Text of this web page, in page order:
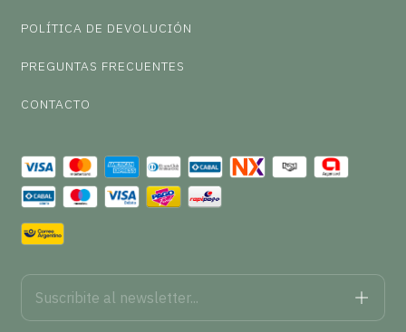
POLÍTICA DE DEVOLUCIÓN
PREGUNTAS FRECUENTES
CONTACTO